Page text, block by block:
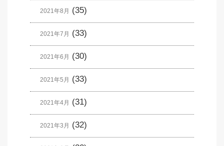
2021年8月 (35)
2021年7月 (33)
2021年6月 (30)
2021年5月 (33)
2021年4月 (31)
2021年3月 (32)